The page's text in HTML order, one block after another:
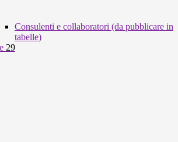
Consulenti e collaboratori (da pubblicare in
tabelle)
29